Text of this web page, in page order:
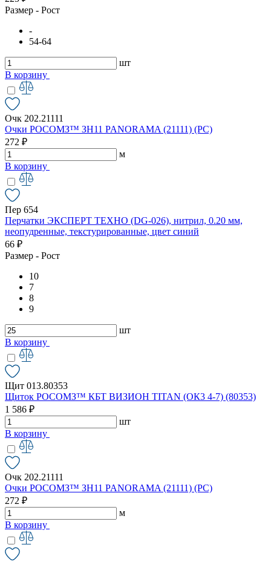
Размер - Рост
-
54-64
шт
В корзину
Очк 202.21111
Очки РОСОМЗ™ ЗН11 PANORAMA (21111) (РС)
272 ₽
м
В корзину
Пер 654
Перчатки ЭКСПЕРТ ТЕХНО (DG-026), нитрил, 0.20 мм,
неопудренные, текстурированные, цвет синий
66 ₽
Размер - Рост
10
7
8
9
шт
В корзину
Щит 013.80353
Щиток РОСОМЗ™ КБТ ВИЗИОН TITAN (ОК3 4-7) (80353)
1 586 ₽
шт
В корзину
Очк 202.21111
Очки РОСОМЗ™ ЗН11 PANORAMA (21111) (РС)
272 ₽
м
В корзину